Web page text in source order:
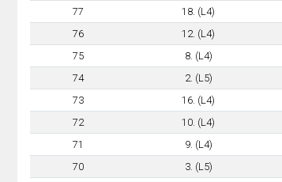
77
18. (L4)
76
12. (L4)
75
8. (L4)
74
2. (L5)
73
16. (L4)
72
10. (L4)
71
9. (L4)
70
3. (L5)